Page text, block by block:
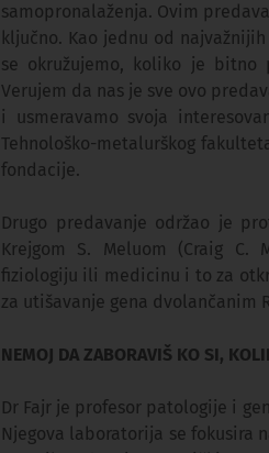
samopronalaženja. Ovim
ključno. Kao jednu od
se okružujemo, koliko je bitno
Verujem da nas je sve ovo
i usmeravamo svoja
Tehnološko-metalurškog
fondacije.
Drugo predavanje održao je
Krejgom S. Meluom (Craig C.
fiziologiju ili medicinu i to za
za utišavanje gena dvolančanim
NEMOJ DA ZABORAVIŠ KO SI,
Dr Fajr je profesor patologije i
Njegova laboratorija se fokusira